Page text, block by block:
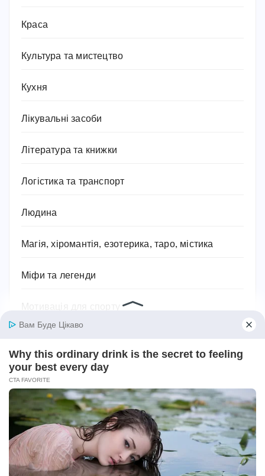
Краса
Культура та мистецтво
Кухня
Лікувальні засоби
Література та книжки
Логістика та транспорт
Людина
Магія, хіромантія, езотерика, таро, містика
Міфи та легенди
Навчання
Напої
Наука та природа
Новини